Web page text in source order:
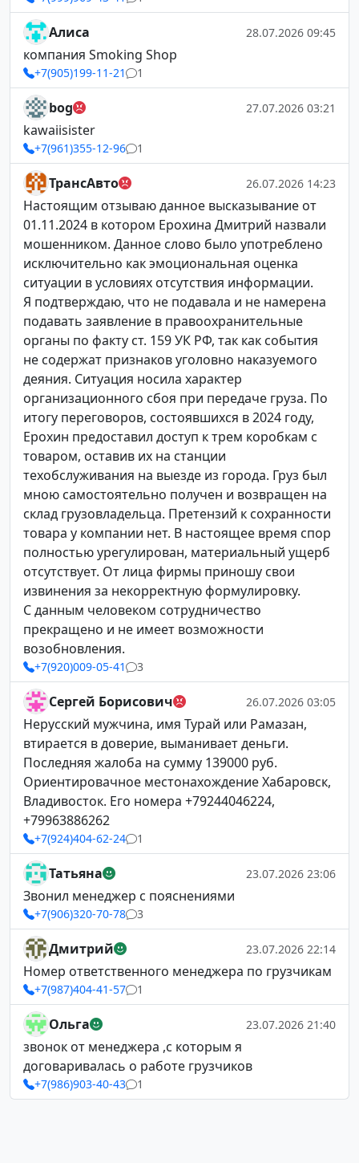
Алиса 28.07.2026 09:45
компания Smoking Shop
+7(905)199-11-21 1
bog 27.07.2026 03:21
kawaiisister
+7(961)355-12-96 1
ТрансАвто 26.07.2026 14:23
Настоящим отзываю данное высказывание от
01.11.2024 в котором Ерохина Дмитрий назвали
мошенником. Данное слово было употреблено
исключительно как эмоциональная оценка
ситуации в условиях отсутствия информации.
Я подтверждаю, что не подавала и не намерена
подавать заявление в правоохранительные
органы по факту ст. 159 УК РФ, так как события
не содержат признаков уголовно наказуемого
деяния. Ситуация носила характер
организационного сбоя при передаче груза. По
итогу переговоров, состоявшихся в 2024 году,
Ерохин предоставил доступ к трем коробкам с
товаром, оставив их на станции
техобслуживания на выезде из города. Груз был
мною самостоятельно получен и возвращен на
склад грузовладельца. Претензий к сохранности
товара у компании нет. В настоящее время спор
полностью урегулирован, материальный ущерб
отсутствует. От лица фирмы приношу свои
извинения за некорректную формулировку.
С данным человеком сотрудничество
прекращено и не имеет возможности
возобновления.
+7(920)009-05-41 3
Сергей Борисович 26.07.2026 03:05
Нерусский мужчина, имя Турай или Рамазан,
втирается в доверие, выманивает деньги.
Последняя жалоба на сумму 139000 руб.
Ориентировачное местонахождение Хабаровск,
Владивосток. Его номера +79244046224,
+79963886262
+7(924)404-62-24 1
Татьяна 23.07.2026 23:06
Звонил менеджер с пояснениями
+7(906)320-70-78 3
Дмитрий 23.07.2026 22:14
Номер ответственного менеджера по грузчикам
+7(987)404-41-57 1
Ольга 23.07.2026 21:40
звонок от менеджера ,с которым я
договаривалась о работе грузчиков
+7(986)903-40-43 1